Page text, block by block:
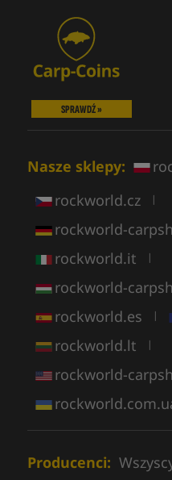
SPRAWDŹ »
Nasze sklepy:
rockworld.cz |
rockworld-
rockworld.it |
rockworld-
rockworld.es |
rockworld.lt |
rockworld-
Producenci: